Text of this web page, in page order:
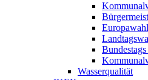
Wasserqualität